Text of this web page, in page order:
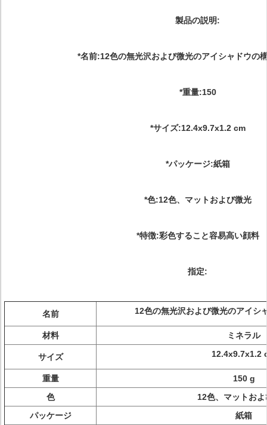
製品の説明:
*名前:12色の無光沢および微光のアイシャドウの
*重量:150
*サイズ:12.4x9.7x1.2 cm
*パッケージ:紙箱
*色:12色、マットおよび微光
*特徴:彩色すること容易高い顔料
指定:
名前 12色の無光沢および微光のアイシ
材料 ミネラル
サイズ 12.4x9.7x1.2
重量
150 g
色
12色、マットお
パッケージ
紙箱